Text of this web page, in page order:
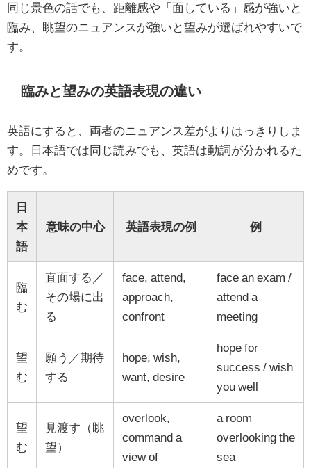
同じ景色の話でも、距離感や「面している」感が強いと
臨み、眺望のニュアンスが強いと望みが選ばれやすいで
す。
臨みと望みの英語表現の違い
英語にすると、両者のニュアンス差がよりはっきりしま
す。日本語では同じ読みでも、英語は動詞が分かれるた
めです。
日
本
語
意味の中心 英語表現の例 例
臨
む
直面する／
その場に出
る
face, attend,
approach,
confront
face an exam /
attend a
meeting
望
む
願う／期待
する
hope, wish,
want, desire
hope for
success / wish
you well
望
む
見渡す（眺
望）
overlook,
command a
view of
a room
overlooking the
sea